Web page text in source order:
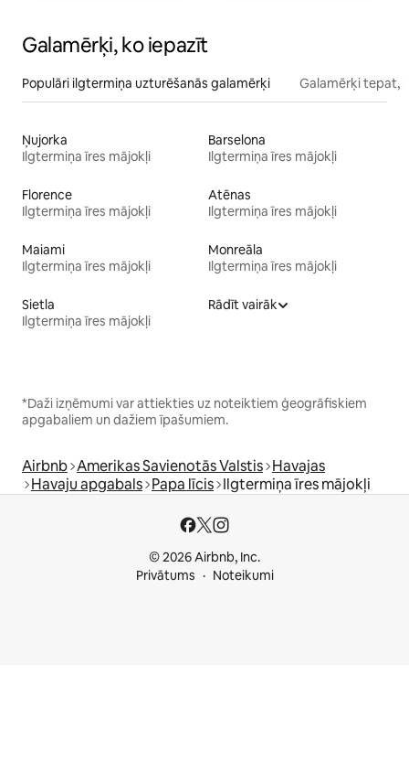
Galamērķi, ko iepazīt
Populāri ilgtermiņa uzturēšanās galamērķi Galamērķi tepat,
Ņujorka
Ilgtermiņa īres mājokļi
Barselona
Ilgtermiņa īres mājokļi
Florence
Ilgtermiņa īres mājokļi
Atēnas
Ilgtermiņa īres mājokļi
Maiami
Ilgtermiņa īres mājokļi
Monreāla
Ilgtermiņa īres mājokļi
Sietla
Ilgtermiņa īres mājokļi
Rādīt vairāk
*Daži izņēmumi var attiekties uz noteiktiem ģeogrāfiskiem
apgabaliem un dažiem īpašumiem.
Airbnb Amerikas Savienotās Valstis Havajas
Havaju apgabals Papa līcis Ilgtermiņa īres mājokļi
© 2026 Airbnb, Inc.
Privātums
Noteikumi